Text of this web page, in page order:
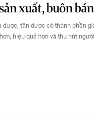
xuất, buôn
tân dược có thành phần
hiệu quả hơn và thu hút